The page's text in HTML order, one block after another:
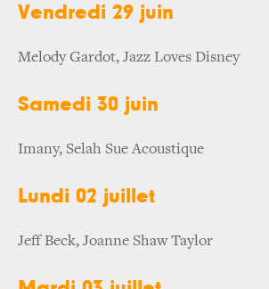
Vendredi 29 juin
Melody Gardot, Jazz Loves Disney
Samedi 30 juin
Imany, Selah Sue Acoustique
Lundi 02 juillet
Jeff Beck, Joanne Shaw Taylor